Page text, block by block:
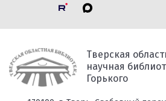
Тверская
научная
Горького